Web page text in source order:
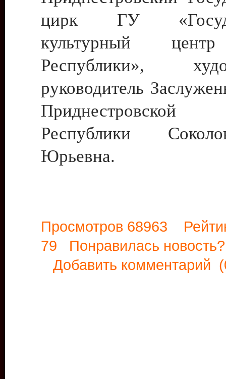
цирк ГУ
культурный
Республики»,
руководитель
Приднестровской
Республики
Юрьевна.
Просмотров 68963
79 Понравилась
Добавить комментарий